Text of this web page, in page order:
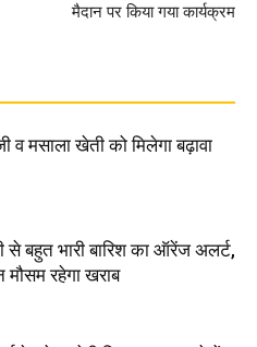
मैदान पर किया गया कार्यक्रम
व मसाला खेती को मिलेगा बढ़ावा
से बहुत भारी बारिश का ऑरेंज अलर्ट,
रहेगा खराब